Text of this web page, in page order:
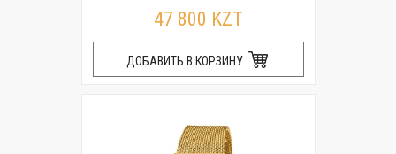
47 800 KZT
ДОБАВИТЬ В КОРЗИНУ